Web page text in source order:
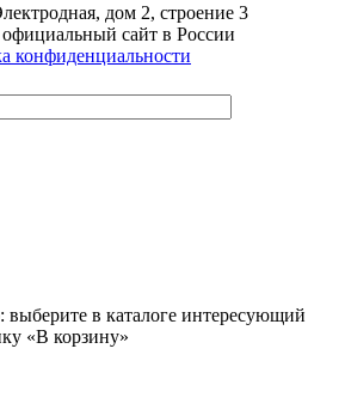
дом 2, строение 3
сайт в России
конфиденциальности
выберите в каталоге интересующий
«В корзину»